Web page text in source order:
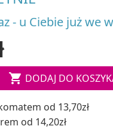
- u Ciebie już we
 DODAJ DO
od 13,70zł
od 14,20zł